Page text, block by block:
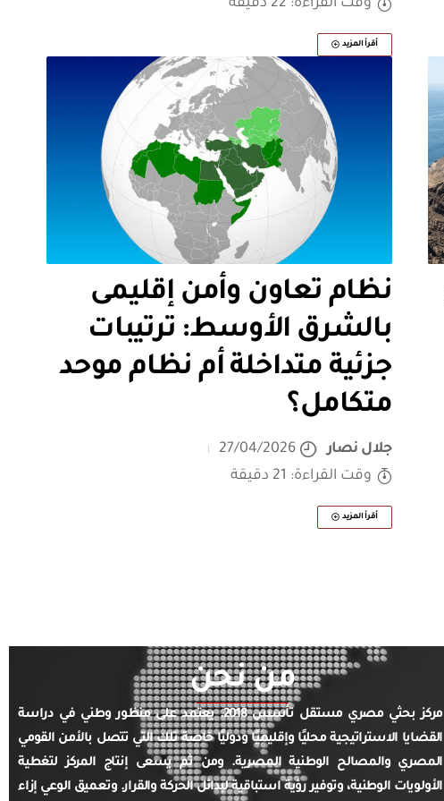
وقت القراءة: 22 دقيقة
أقرأ المزيد
نظام تعاون وأمن إقليمى
بالشرق الأوسط: ترتيبات
جزئية متداخلة أم نظام موحد
متكامل؟
جلال نصار
27/04/2026
وقت القراءة: 21 دقيقة
أقرأ المزيد
من نحن
مركز بحثي مصري مستقل تأسس 2018. يعتمد على منظور وطني في دراسة
القضايا الاستراتيجية محليًا وإقليميًا ودوليًا خاصة تلك التي تتصل بالأمن القومي
المصري والمصالح الوطنية المصرية. ومن ثم يسعى إنتاج المركز لتغطية
الأولويات الوطنية، وتوفير رؤية استباقية لبدائل الحركة والقرار. وتعميق الوعي إزاء